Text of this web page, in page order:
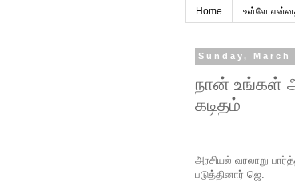
Home உள்ளே
Sunday, March
நான் உங்கள்
கடிதம்
அரசியல் வரலாறு
படுத்தினார் ஜெ.